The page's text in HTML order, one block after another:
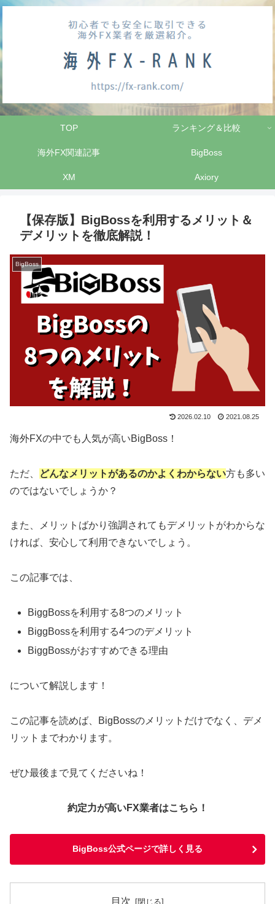
TOP ランキング＆比較
海外FX関連記事 BigBoss
XM Axiory
【保存版】BigBossを利用するメリット＆
デメリットを徹底解説！
BigBoss
2026.02.10 2021.08.25
海外FXの中でも人気が高いBigBoss！
ただ、 どんなメリットがあるのかよくわからない方も多い
のではないでしょうか？
また、メリットばかり強調されてもデメリットがわからな
ければ、安心して利用できないでしょう。
この記事では、
BiggBossを利用する8つのメリット
BiggBossを利用する4つのデメリット
BiggBossがおすすめできる理由
について解説します！
この記事を読めば、BigBossのメリットだけでなく、デメ
リットまでわかります。
ぜひ最後まで見てくださいね！
約定力が高いFX業者はこちら！
BigBoss公式ページで詳しく見る
目次